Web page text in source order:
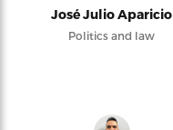
José Julio Aparicio
Politics and law